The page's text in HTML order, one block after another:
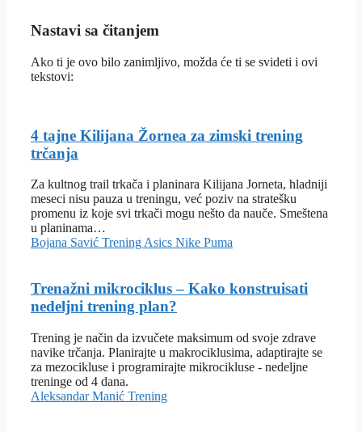
Nastavi sa čitanjem
Ako ti je ovo bilo zanimljivo, možda će ti se svideti i ovi
tekstovi:
4 tajne Kilijana Žornea za zimski trening
trčanja
Za kultnog trail trkača i planinara Kilijana Jorneta, hladniji
meseci nisu pauza u treningu, već poziv na stratešku
promenu iz koje svi trkači mogu nešto da nauče. Smeštena
u planinama…
Bojana Savić Trening Asics Nike Puma
Trenažni mikrociklus – Kako konstruisati
nedeljni trening plan?
Trening je način da izvučete maksimum od svoje zdrave
navike trčanja. Planirajte u makrociklusima, adaptirajte se
za mezocikluse i programirajte mikrocikluse - nedeljne
treninge od 4 dana.
Aleksandar Manić Trening